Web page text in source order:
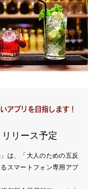
アプリを目指します！
リリース予定
は、「大人のための五反
スマートフォン専用アプ